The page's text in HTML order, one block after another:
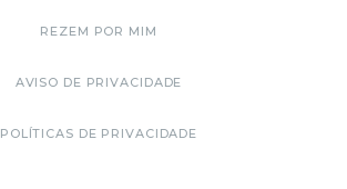
REZEM POR MIM
AVISO DE PRIVACIDADE
POLÍTICAS DE PRIVACIDADE